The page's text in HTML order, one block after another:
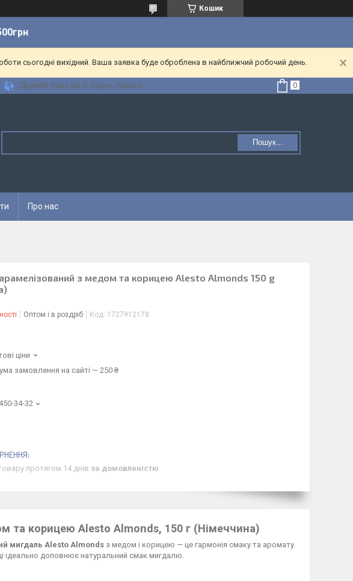
Кошик
сьогодні вихідний. Ваша заявка буде оброблена в найближчий робочий день.
Дружби Народів 6, Луцьк, Україна
Пошук...
Про нас
з медом та корицею Alesto Almonds 150 g
Оптом і в роздріб Код: 1727912178
ціни
замовлення на сайті — 250 ₴
34-32
протягом 14 днів за домовленістю
та корицею Alesto Almonds, 150 г (Німеччина)
мигдаль Alesto Almonds з медом і корицею — це гармонія смаку та аромату.
ідеально доповнює натуральний смак мигдалю.